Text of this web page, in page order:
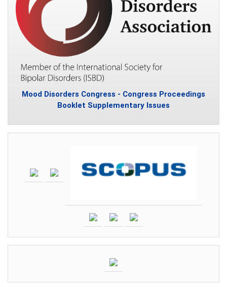
Mood Disorders Congress - Congress Proceedings
Booklet Supplementary Issues